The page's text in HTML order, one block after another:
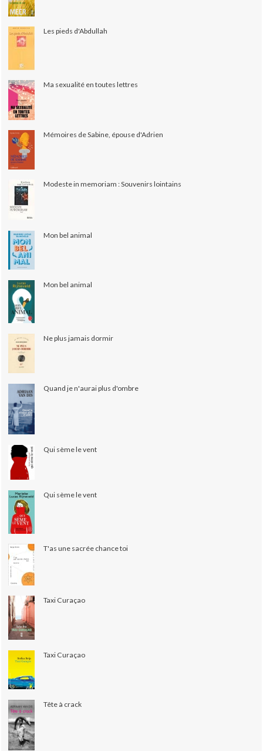
Les pieds d'Abdullah
Ma sexualité en toutes lettres
Mémoires de Sabine, épouse d'Adrien
Modeste in memoriam : Souvenirs lointains
Mon bel animal
Mon bel animal
Ne plus jamais dormir
Quand je n'aurai plus d'ombre
Qui sème le vent
Qui sème le vent
T'as une sacrée chance toi
Taxi Curaçao
Taxi Curaçao
Tête à crack